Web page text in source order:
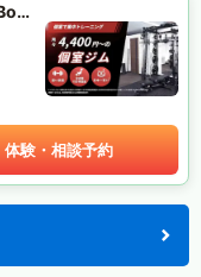
プライベートボックスフィット (Private Box Fit)
体験・相談予約